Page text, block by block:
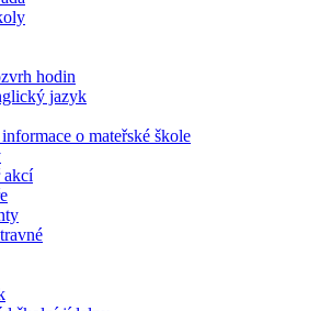
hodin
jazyk
o mateřské škole
akcí